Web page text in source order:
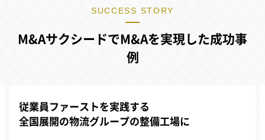
SUCCESS STORY
M&AサクシードでM&Aを実現した成功事
例
従業員ファーストを実践する
全国展開の物流グループの整備工場に